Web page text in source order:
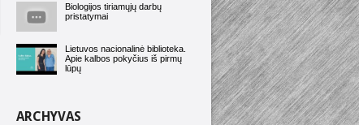
Biologijos tiriamųjų darbų
pristatymai
Lietuvos nacionalinė biblioteka.
Apie kalbos pokyčius iš pirmų
lūpų
ARCHYVAS